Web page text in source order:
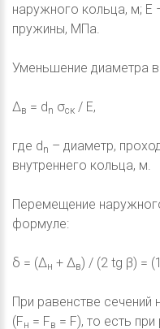
наружного кольца, м; E
пружины, МПа.
Уменьшение диаметра
Δв = dn σск / E,
где dn – диаметр,
внутреннего кольца, м.
Перемещение
формуле:
δ = (Δн + Δв) / (2 tg β) =
При равенстве сечений
(Fн = Fв = F), то есть